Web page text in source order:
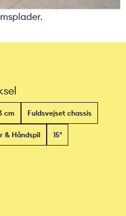
cm Fuldsvejset chassis
& Håndspil 15°